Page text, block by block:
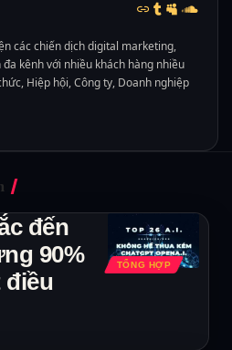
các chiến dịch digital marketing,
kênh với nhiều khách hàng nhiều
Hiệp hội, Công ty, Doanh nghiệp
TỔNG HỢP
đến
90%
điều